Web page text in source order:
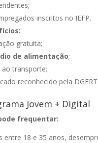
inscritos no IEFP.
gratuita;
de alimentação;
ao transporte;
reconhecido pela DGERT.
Jovem + Digital
frequentar:
entre 18 e 35 anos,